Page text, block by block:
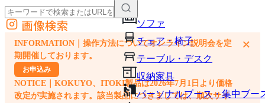
ソファ
チェア・椅子
テーブル・デスク
収納家具
パーソナルブース・集中ブー
外部サイトの商品をカートに追加
他のサイトで見つけた商品ページのURLを貼り付けて、カートに追加できます
画像検索
INFORMATION｜操作方法についてオンライン説明会を定
期開催しております。
お申込み
NOTICE｜KOKUYO、ITOKI製品は2026年7月1日より価格
改定が実施されます。該当製品につきましては、順次サイ
×